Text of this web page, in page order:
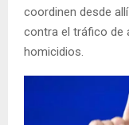
coordinen desde
contra el tráfico de
homicidios.